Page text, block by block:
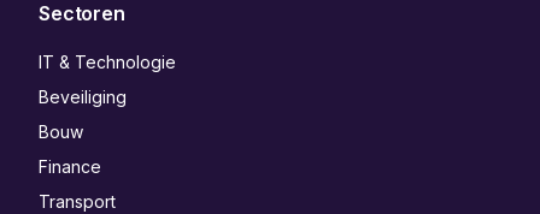
Sectoren
IT & Technologie
Beveiliging
Bouw
Finance
Transport